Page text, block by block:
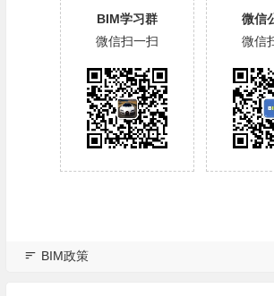
BIM学习群
微信扫一扫
微信
微信
BIM政策